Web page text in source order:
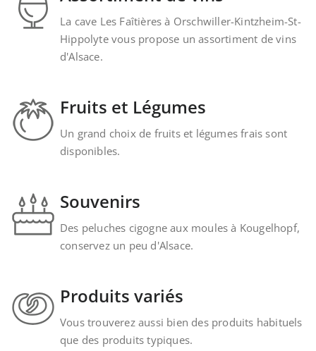
La cave Les Faîtières à Orschwiller-Kintzheim-St-
Hippolyte vous propose un assortiment de vins
d'Alsace.
Fruits et Légumes
Un grand choix de fruits et légumes frais sont
disponibles.
Souvenirs
Des peluches cigogne aux moules à Kougelhopf,
conservez un peu d'Alsace.
Produits variés
Vous trouverez aussi bien des produits habituels
que des produits typiques.